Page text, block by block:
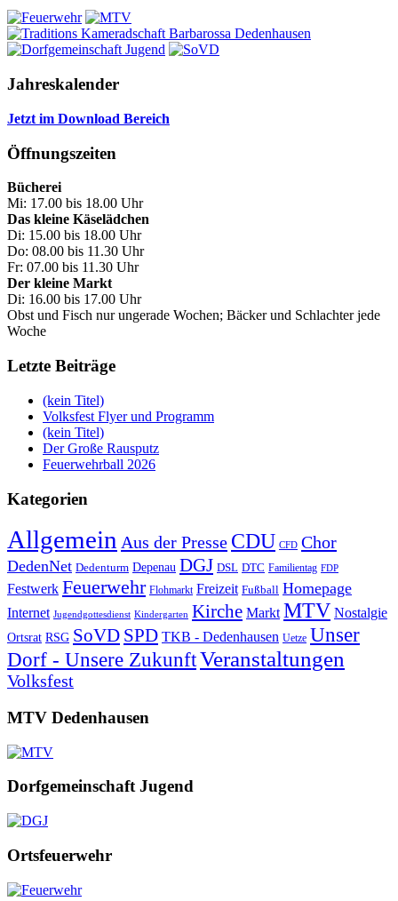
Jahreskalender
Jetzt im Download Bereich
Öffnungszeiten
Bücherei
Mi: 17.00 bis 18.00 Uhr
Das kleine Käselädchen
Di: 15.00 bis 18.00 Uhr
Do: 08.00 bis 11.30 Uhr
Fr: 07.00 bis 11.30 Uhr
Der kleine Markt
Di: 16.00 bis 17.00 Uhr
Obst und Fisch nur ungerade Wochen; Bäcker und Schlachter jede
Woche
Letzte Beiträge
(kein Titel)
Volksfest Flyer und Programm
(kein Titel)
Der Große Rausputz
Feuerwehrball 2026
Kategorien
Allgemein Aus der Presse CDU CFD Chor
DedenNet Dedenturm Depenau DGJ DSL DTC Familientag FDP
Festwerk Feuerwehr Flohmarkt Freizeit Fußball Homepage
Internet Jugendgottesdienst Kindergarten Kirche Markt MTV Nostalgie
Ortsrat RSG SoVD SPD TKB - Dedenhausen Uetze Unser
Dorf - Unsere ZukunftVeranstaltungen
Volksfest
MTV Dedenhausen
Dorfgemeinschaft Jugend
Ortsfeuerwehr